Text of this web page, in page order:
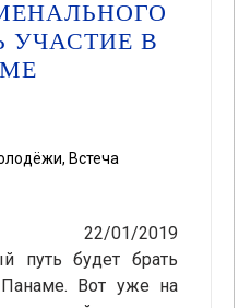
УЧАСТИЕ В
, Встеча
01/2019
путь будет брать
Вот уже на